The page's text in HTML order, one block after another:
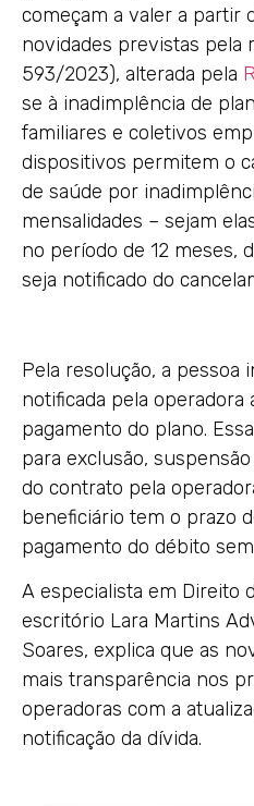
começam a valer a partir
novidades previstas pela
593/2023), alterada pela
se à inadimplência de
familiares e coletivos
dispositivos permitem o
de saúde por
mensalidades – sejam
no período de 12 meses,
seja notificado do
Pela resolução, a pessoa
notificada pela operadora
pagamento do plano.
para exclusão,
do contrato pela
beneficiário tem o prazo
pagamento do débito
A especialista em Direito
escritório Lara Martins
Soares, explica que as
mais transparência nos
operadoras com a
notificação da dívida.